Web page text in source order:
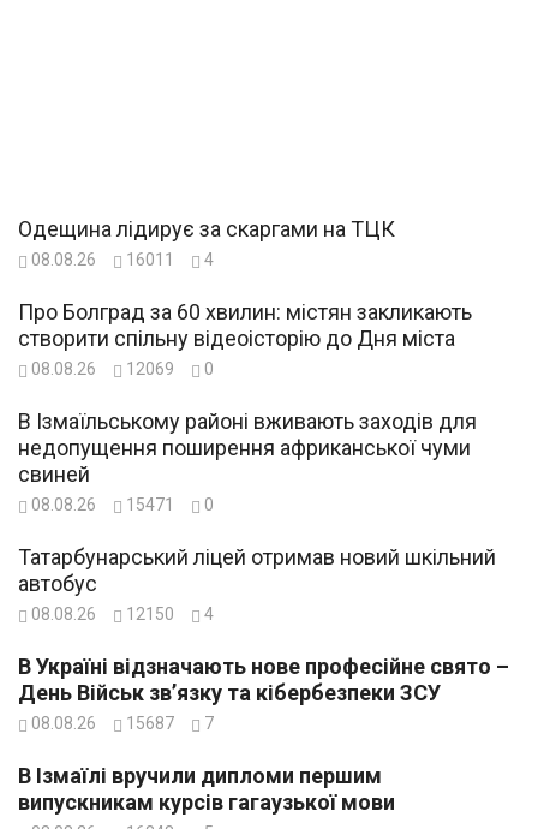
Одещина лідирує за скаргами на ТЦК
08.08.26 16011 4
Про Болград за 60 хвилин: містян закликають
створити спільну відеоісторію до Дня міста
08.08.26 12069 0
В Ізмаїльському районі вживають заходів для
недопущення поширення африканської чуми
свиней
08.08.26 15471 0
Татарбунарський ліцей отримав новий шкільний
автобус
08.08.26 12150 4
В Україні відзначають нове професійне свято –
День Військ зв’язку та кібербезпеки ЗСУ
08.08.26 15687 7
В Ізмаїлі вручили дипломи першим
випускникам курсів гагаузької мови